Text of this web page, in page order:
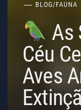
BLOG/FAUNA
As
Céu
Aves